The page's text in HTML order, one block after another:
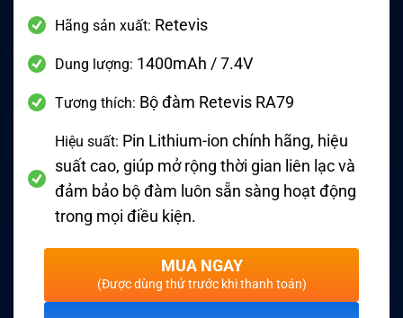
Hãng sản xuất: Retevis
Dung lượng: 1400mAh / 7.4V
Tương thích: Bộ đàm Retevis RA79
Hiệu suất: Pin Lithium-ion chính hãng, hiệu
suất cao, giúp mở rộng thời gian liên lạc và
đảm bảo bộ đàm luôn sẵn sàng hoạt động
trong mọi điều kiện.
MUA NGAY
(Được dùng thử trước khi thanh toán)